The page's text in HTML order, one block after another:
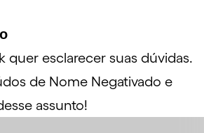
quer esclarecer suas dúvidas.
de Nome Negativado e
assunto!